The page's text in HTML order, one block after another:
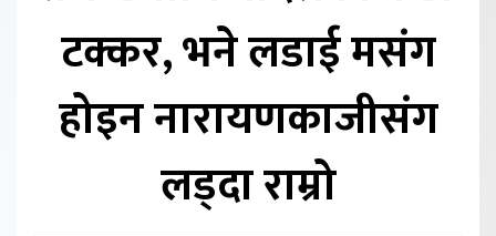
टक्कर, भने लडाई मसंग
होइन नारायणकाजीसंग
लड्दा राम्रो